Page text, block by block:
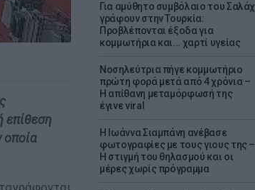
Για αμύθητο συμβόλαιο του Σαλάχ
γράφουν στην Τουρκία:
Προβλέπονται έξοδα για
κομμωτήρια και... χαρτί υγείας
Νοσηλεύτρια πήγε κομμωτήριο
πρώτη φορά μετά από 4 χρόνια –
Η απίθανη μεταμόρφωσή της
έγινε viral
H Ιωάννα Σιαμπάνη ανέβασε
φωτογραφίες με τους γιους της –
Η στιγμή του θηλασμού και οι
μέρες χωρίς πρόγραμμα
επίθεση
οποία